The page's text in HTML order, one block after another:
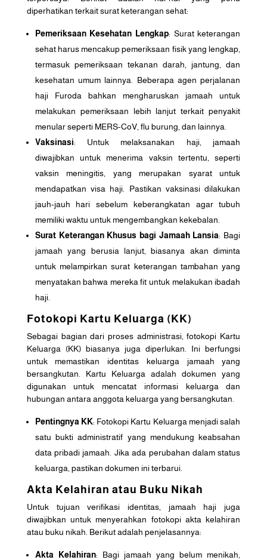
diperhatikan terkait surat keterangan sehat:
Pemeriksaan Kesehatan Lengkap: Surat keterangan
sehat harus mencakup pemeriksaan fisik yang lengkap,
termasuk pemeriksaan tekanan darah, jantung, dan
kesehatan umum lainnya. Beberapa agen perjalanan
haji Furoda bahkan mengharuskan jamaah untuk
melakukan pemeriksaan lebih lanjut terkait penyakit
menular seperti MERS-CoV, flu burung, dan lainnya.
Vaksinasi: Untuk melaksanakan haji, jamaah
diwajibkan untuk menerima vaksin tertentu, seperti
vaksin meningitis, yang merupakan syarat untuk
mendapatkan visa haji. Pastikan vaksinasi dilakukan
jauh-jauh hari sebelum keberangkatan agar tubuh
memiliki waktu untuk mengembangkan kekebalan.
Surat Keterangan Khusus bagi Jamaah Lansia: Bagi
jamaah yang berusia lanjut, biasanya akan diminta
untuk melampirkan surat keterangan tambahan yang
menyatakan bahwa mereka fit untuk melakukan ibadah
haji.
Fotokopi Kartu Keluarga (KK)
Sebagai bagian dari proses administrasi, fotokopi Kartu
Keluarga (KK) biasanya juga diperlukan. Ini berfungsi
untuk memastikan identitas keluarga jamaah yang
bersangkutan. Kartu Keluarga adalah dokumen yang
digunakan untuk mencatat informasi keluarga dan
hubungan antara anggota keluarga yang bersangkutan.
Pentingnya KK: Fotokopi Kartu Keluarga menjadi salah
satu bukti administratif yang mendukung keabsahan
data pribadi jamaah. Jika ada perubahan dalam status
keluarga, pastikan dokumen ini terbarui.
Akta Kelahiran atau Buku Nikah
Untuk tujuan verifikasi identitas, jamaah haji juga
diwajibkan untuk menyerahkan fotokopi akta kelahiran
atau buku nikah. Berikut adalah penjelasannya:
Akta Kelahiran: Bagi jamaah yang belum menikah,